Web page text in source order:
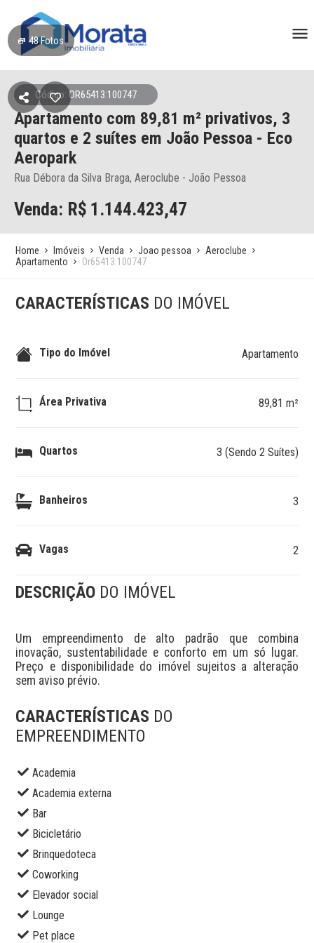
48Fotos
Código: OR65413:100747
Apartamento com 89,81 m² privativos, 3
quartos e 2 suítes em João Pessoa - Eco
Aeropark
Rua Débora da Silva Braga, Aeroclube - João Pessoa
Venda: R$ 1.144.423,47
Home Imóveis Venda Joao pessoa
Aeroclube
Apartamento
Or65413:100747
CARACTERÍSTICAS DO IMÓVEL
Tipo do Imóvel Apartamento
Área Privativa 89,81 m²
Quartos 3 (Sendo 2 Suítes)
Banheiros 3
Vagas 2
DESCRIÇÃO DO IMÓVEL
Um empreendimento de alto padrão que combina
inovação, sustentabilidade e conforto em um só lugar.
Preço e disponibilidade do imóvel sujeitos a alteração
sem aviso prévio.
CARACTERÍSTICAS DO
EMPREENDIMENTO
Academia
Academia externa
Bar
Bicicletário
Brinquedoteca
Coworking
Elevador social
Lounge
Pet place